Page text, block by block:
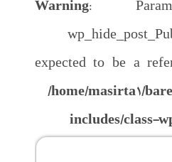
Warning:
expected to be a
/home/masirta1/
includes/class-